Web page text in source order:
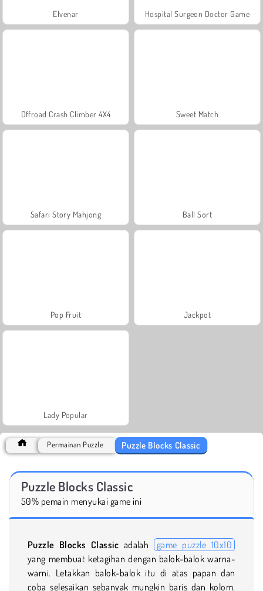
Elvenar Hospital Surgeon Doctor Game
Offroad Crash Climber 4X4 Sweet Match
Safari Story Mahjong Ball Sort
Pop Fruit Jackpot
Lady Popular
Permainan Puzzle Puzzle Blocks Classic
Puzzle Blocks Classic
50% pemain menyukai game ini
Puzzle Blocks Classic adalah
game puzzle 10x10
yang membuat ketagihan dengan balok-balok warna-
warni. Letakkan balok-balok itu di atas papan dan
coba selesaikan sebanyak mungkin baris dan kolom.